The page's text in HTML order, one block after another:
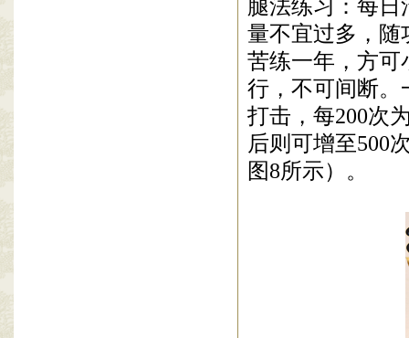
腿法练习：每
量不宜过多，随
苦练一年，方可
行，不可间断。
打击，每200次
后则可增至500
图8所示）。